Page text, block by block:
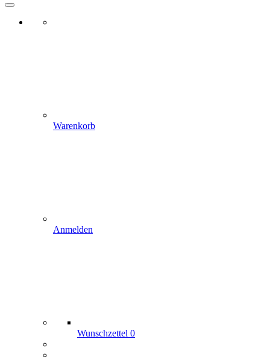
Warenkorb
Anmelden
Wunschzettel 0